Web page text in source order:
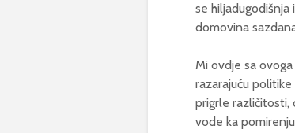
se
domovina
Mi ovdje sa
razarajuću
prigrle različitosti,
vode ka